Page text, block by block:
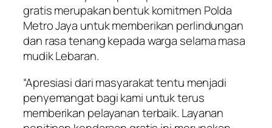
gratis merupakan bentuk komitmen Polda
Metro Jaya untuk memberikan perlindungan
dan rasa tenang kepada warga selama masa
mudik Lebaran.
“Apresiasi dari masyarakat tentu menjadi
penyemangat bagi kami untuk terus
memberikan pelayanan terbaik. Layanan